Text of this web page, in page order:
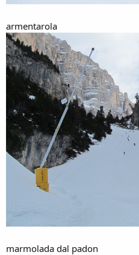
armentarola
marmolada dal padon